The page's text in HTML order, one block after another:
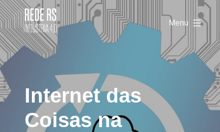
Rede
RS
Indústria
4.0
Menu
Internet das
Coisas na